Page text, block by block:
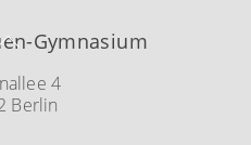
Back
Top
Gymnasium
4
Berlin